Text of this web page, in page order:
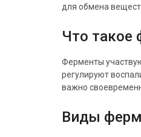
для обмена
Что такое
Ферменты
регулируют
важно
Виды